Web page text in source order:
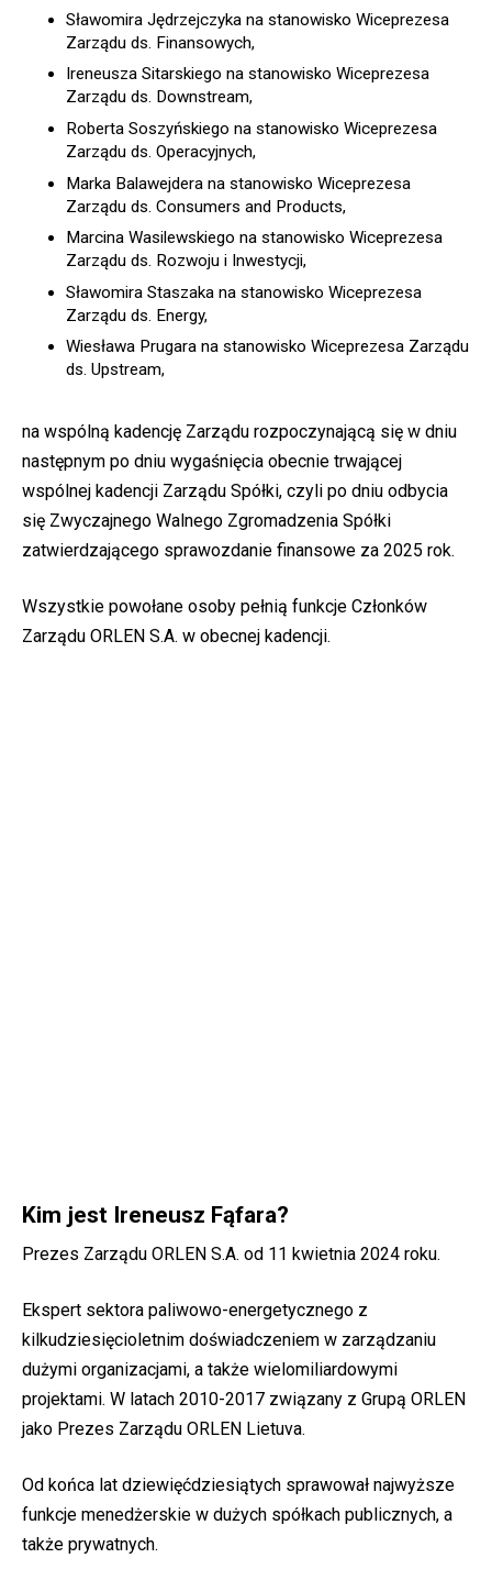
Sławomira Jędrzejczyka na stanowisko Wiceprezesa
Zarządu ds. Finansowych,
Ireneusza Sitarskiego na stanowisko Wiceprezesa
Zarządu ds. Downstream,
Roberta Soszyńskiego na stanowisko Wiceprezesa
Zarządu ds. Operacyjnych,
Marka Balawejdera na stanowisko Wiceprezesa
Zarządu ds. Consumers and Products,
Marcina Wasilewskiego na stanowisko Wiceprezesa
Zarządu ds. Rozwoju i Inwestycji,
Sławomira Staszaka na stanowisko Wiceprezesa
Zarządu ds. Energy,
Wiesława Prugara na stanowisko Wiceprezesa Zarządu
ds. Upstream,
na wspólną kadencję Zarządu rozpoczynającą się w dniu
następnym po dniu wygaśnięcia obecnie trwającej
wspólnej kadencji Zarządu Spółki, czyli po dniu odbycia
się Zwyczajnego Walnego Zgromadzenia Spółki
zatwierdzającego sprawozdanie finansowe za 2025 rok.
Wszystkie powołane osoby pełnią funkcje Członków
Zarządu ORLEN S.A. w obecnej kadencji.
Kim jest Ireneusz Fąfara?
Prezes Zarządu ORLEN S.A. od 11 kwietnia 2024 roku.
Ekspert sektora paliwowo-energetycznego z
kilkudziesięcioletnim doświadczeniem w zarządzaniu
dużymi organizacjami, a także wielomiliardowymi
projektami. W latach 2010-2017 związany z Grupą ORLEN
jako Prezes Zarządu ORLEN Lietuva.
Od końca lat dziewięćdziesiątych sprawował najwyższe
funkcje menedżerskie w dużych spółkach publicznych, a
także prywatnych.